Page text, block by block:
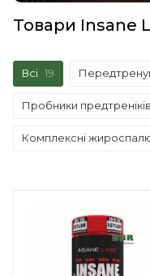
Товари Insane
Всі 19
Пробники
Комплексні